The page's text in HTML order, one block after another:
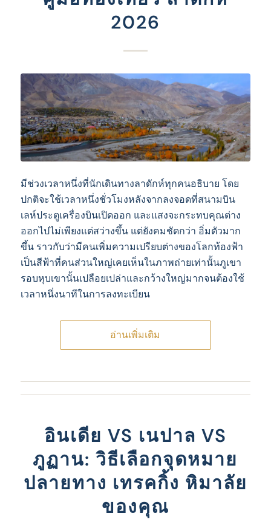
2026
มีช่วงเวลาหนึ่งที่นักเดินทางลาดักห์ทุกคนอธิบาย โดย
ปกติจะใช้เวลาหนึ่งชั่วโมงหลังจากลงจอดที่สนามบิน
เลห์ประตูเครื่องบินเปิดออก และแสงจะกระทบคุณต่าง
ออกไปไม่เพียงแต่สว่างขึ้น แต่ยังคมชัดกว่า อิ่มตัวมาก
ขึ้น ราวกับว่ามีคนเพิ่มความเปรียบต่างของโลกท้องฟ้า
เป็นสีฟ้าที่คนส่วนใหญ่เคยเห็นในภาพถ่ายเท่านั้นภูเขา
รอบหุบเขานั้นเปลือยเปล่าและกว้างใหญ่มากจนต้องใช้
เวลาหนึ่งนาทีในการลงทะเบียน
อ่านเพิ่มเติม
อินเดีย VS เนปาล VS
ภูฏาน: วิธีเลือกจุดหมาย
ปลายทาง เทรคกิ้ง หิมาลัย
ของคุณ